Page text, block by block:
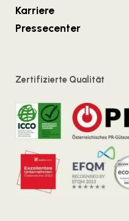
Karriere
Pressecenter
Zertifizierte Qualität